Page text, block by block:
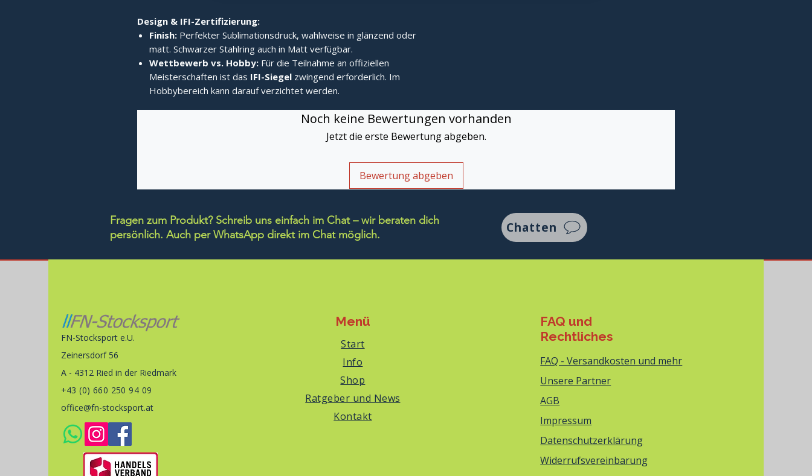
Design & IFI-Zertifizierung:
Finish: Perfekter Sublimationsdruck, wahlweise in glänzend oder
matt. Schwarzer Stahlring auch in Matt verfügbar.
Wettbewerb vs. Hobby: Für die Teilnahme an offiziellen
Meisterschaften ist das IFI-Siegel zwingend erforderlich. Im
Hobbybereich kann darauf verzichtet werden.
Noch keine Bewertungen vorhanden
Jetzt die erste Bewertung abgeben.
Bewertung abgeben
Fragen zum Produkt? Schreib uns einfach im Chat – wir beraten dich
persönlich. Auch per WhatsApp direkt im Chat möglich. Chatten
FN-Stocksport e.U.
Zeinersdorf 56
A - 4312 Ried in der Riedmark
+43 (0) 660 250 94 09
office@fn-stocksport.at
Menü
Start
Info
Shop
Ratgeber und News
Kontakt
FAQ und
Rechtliches
FAQ - Versandkosten und mehr
Unsere Partner
AGB
Impressum
Datenschutzerklärung
Widerrufsvereinbarung